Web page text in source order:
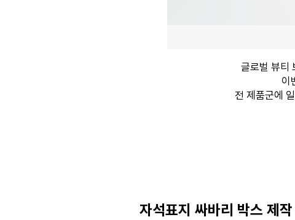
글로벌 뷰티
이
전 제품군에
자석표지 싸바리 박스 제